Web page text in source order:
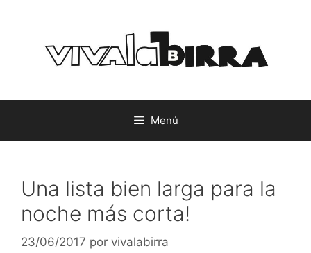
contenido
Menú
Una lista bien larga para la
noche más corta!
23/06/2017 por vivalabirra